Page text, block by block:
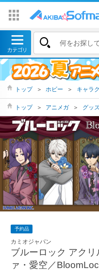
トップ ＞ ホビー ＞ キャラ
トップ ＞ アニメガ ＞ グッ
予約品
カミオジャパン
ブルーロック アク
ァ・愛空／